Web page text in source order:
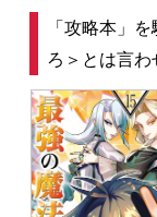
「攻略本」
ろ＞とは言わ